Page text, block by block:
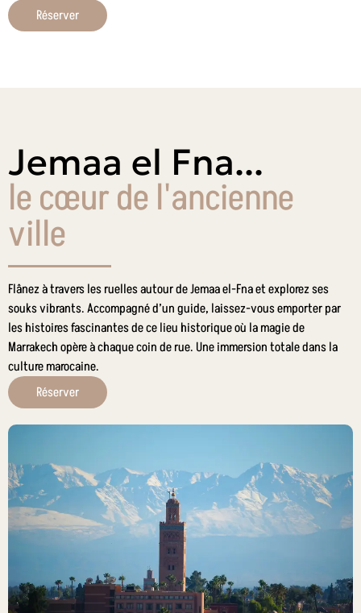
Réserver
Jemaa el Fna...
le cœur de l'ancienne
ville
Flânez à travers les ruelles autour de Jemaa el-Fna et explorez ses
souks vibrants. Accompagné d’un guide, laissez-vous emporter par
les histoires fascinantes de ce lieu historique où la magie de
Marrakech opère à chaque coin de rue. Une immersion totale dans la
culture marocaine.
Réserver